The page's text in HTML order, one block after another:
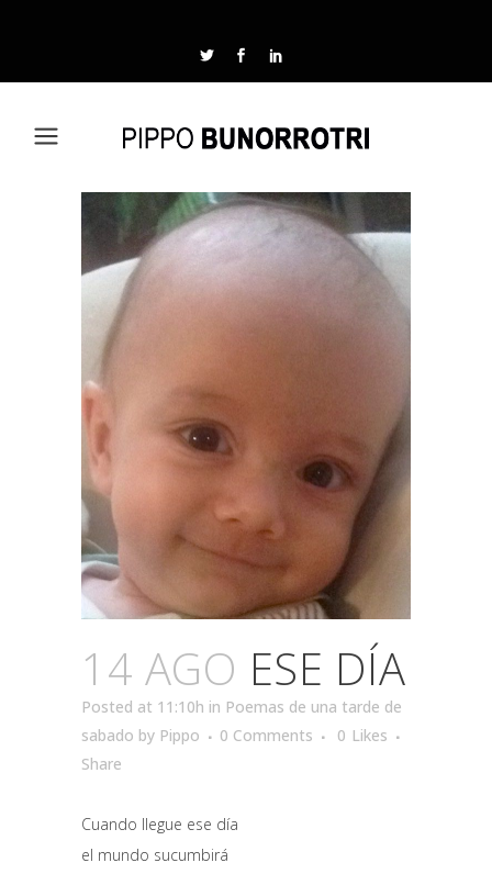
14 AGO ESE DÍA
Posted at 11:10h in Poemas de una tarde de
sabado by Pippo 0 Comments 0 Likes
Share
Cuando llegue ese día
el mundo sucumbirá